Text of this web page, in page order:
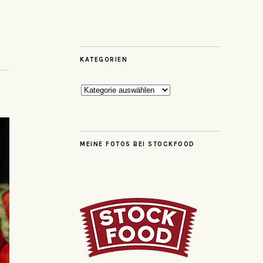
KATEGORIEN
Kategorien
MEINE FOTOS BEI STOCKFOOD